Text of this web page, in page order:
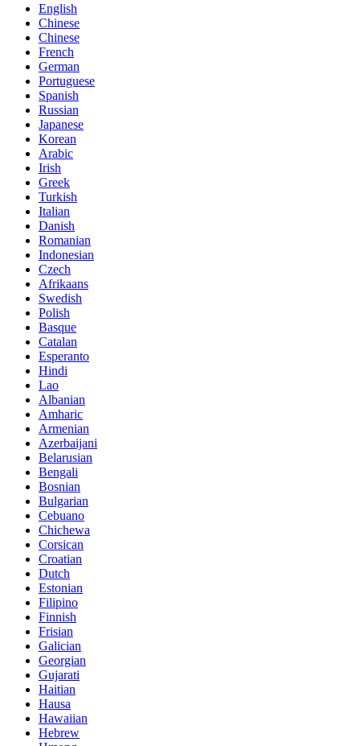
English
Chinese
Chinese
French
German
Portuguese
Spanish
Russian
Japanese
Korean
Arabic
Irish
Greek
Turkish
Italian
Danish
Romanian
Indonesian
Czech
Afrikaans
Swedish
Polish
Basque
Catalan
Esperanto
Hindi
Lao
Albanian
Amharic
Armenian
Azerbaijani
Belarusian
Bengali
Bosnian
Bulgarian
Cebuano
Chichewa
Corsican
Croatian
Dutch
Estonian
Filipino
Finnish
Frisian
Galician
Georgian
Gujarati
Haitian
Hausa
Hawaiian
Hebrew